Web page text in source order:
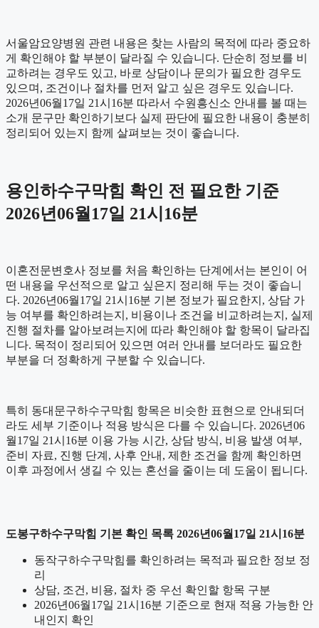
서울암요양병원 관련 내용은 찾는 사람의 목적에 따라 중요하
게 확인해야 할 부분이 달라질 수 있습니다. 단순히 정보를 비
교하려는 경우도 있고, 바로 상담이나 문의가 필요한 경우도
있으며, 조건이나 절차를 먼저 알고 싶은 경우도 있습니다.
2026년06월17일 21시16분 따라서 수원흥신소 안내를 볼 때는
소개 문구만 확인하기보다 실제 판단에 필요한 내용이 충분히
정리되어 있는지 함께 살펴보는 것이 좋습니다.
용인하수구막힘 확인 전 필요한 기준
2026년06월17일 21시16분
이혼전문변호사 정보를 처음 확인하는 단계에서는 본인이 어
떤 내용을 우선적으로 알고 싶은지 정리해 두는 것이 좋습니
다. 2026년06월17일 21시16분 기본 정보가 필요한지, 상담 가
능 여부를 확인하려는지, 비용이나 조건을 비교하려는지, 실제
진행 절차를 알아보려는지에 따라 확인해야 할 항목이 달라집
니다. 목적이 정리되어 있으면 여러 안내를 보더라도 필요한
부분을 더 정확하게 구분할 수 있습니다.
특히 동대문구하수구막힘 항목은 비슷한 표현으로 안내되더
라도 세부 기준이나 적용 방식은 다를 수 있습니다. 2026년06
월17일 21시16분 이용 가능 시간, 상담 방식, 비용 발생 여부,
준비 자료, 진행 단계, 사후 안내, 제한 조건을 함께 확인하면
이후 과정에서 생길 수 있는 혼선을 줄이는 데 도움이 됩니다.
도봉구하수구막힘 기본 확인 목록 2026년06월17일 21시16분
동작구하수구막힘를 확인하려는 목적과 필요한 정보 정
리
상담, 조건, 비용, 절차 중 우선 확인할 항목 구분
2026년06월17일 21시16분 기준으로 현재 적용 가능한 안
내인지 확인